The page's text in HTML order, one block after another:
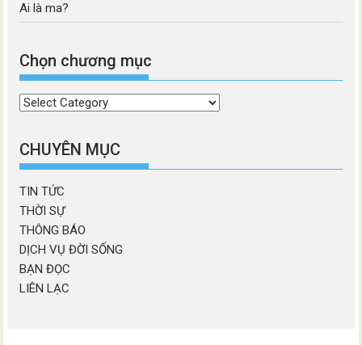
Ai là ma?
Chọn chương mục
Chọn
mục
CHUYÊN MỤC
TIN TỨC
THỜI SỰ
THÔNG BÁO
DỊCH VỤ ĐỜI SỐNG
BẠN ĐỌC
LIÊN LẠC